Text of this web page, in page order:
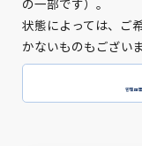
の一部です）。
状態によっては、ご
かないものもござい
管理画